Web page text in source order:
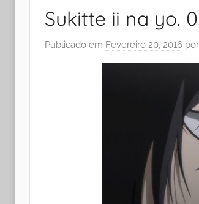
Sukitte ii na yo.
Publicado em Fevereiro 20, 2016 por